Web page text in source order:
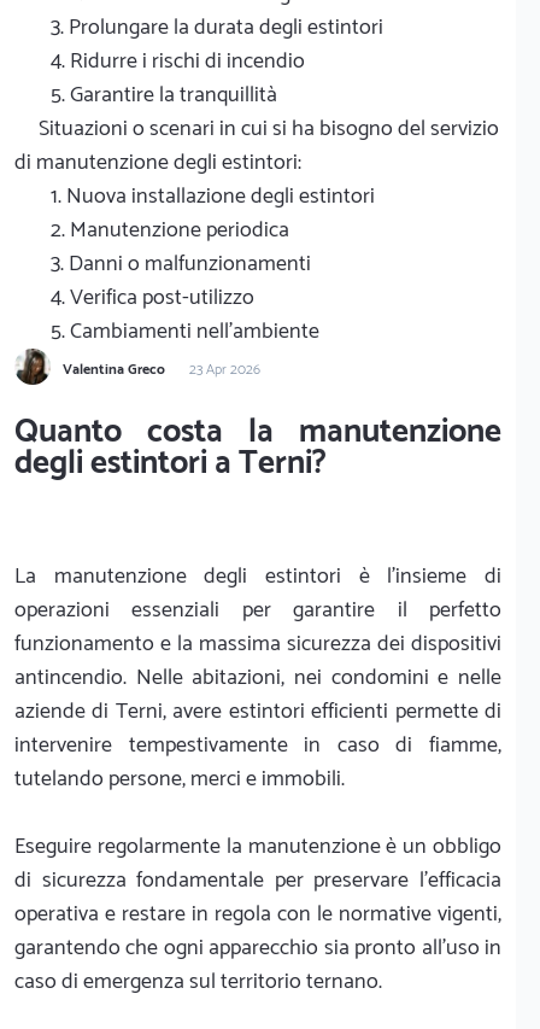
3. Prolungare la durata degli estintori
4. Ridurre i rischi di incendio
5. Garantire la tranquillità
Situazioni o scenari in cui si ha bisogno del servizio
di manutenzione degli estintori:
1. Nuova installazione degli estintori
2. Manutenzione periodica
3. Danni o malfunzionamenti
4. Verifica post-utilizzo
5. Cambiamenti nell'ambiente
Valentina Greco 23 Apr 2026
Quanto costa la manutenzione
degli estintori a Terni?
La manutenzione degli estintori è l'insieme di
operazioni essenziali per garantire il perfetto
funzionamento e la massima sicurezza dei dispositivi
antincendio. Nelle abitazioni, nei condomini e nelle
aziende di Terni, avere estintori efficienti permette di
intervenire tempestivamente in caso di fiamme,
tutelando persone, merci e immobili.
Eseguire regolarmente la manutenzione è un obbligo
di sicurezza fondamentale per preservare l'efficacia
operativa e restare in regola con le normative vigenti,
garantendo che ogni apparecchio sia pronto all'uso in
caso di emergenza sul territorio ternano.